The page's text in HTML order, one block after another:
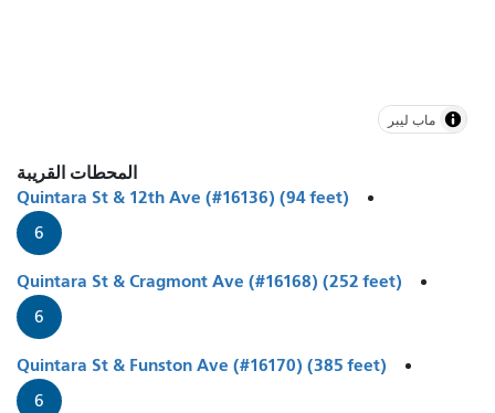
ماب ليبر
المحطات القريبة
Quintara St & 12th Ave (#16136) (94 feet)
6
Quintara St & Cragmont Ave (#16168) (252 feet)
6
Quintara St & Funston Ave (#16170) (385 feet)
6